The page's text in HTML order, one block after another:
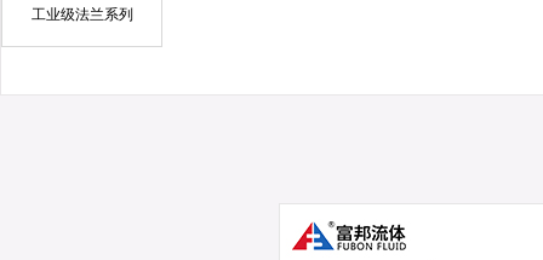
工业级法兰系列